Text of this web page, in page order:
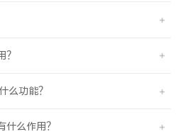
？
么功能？
什么作用？